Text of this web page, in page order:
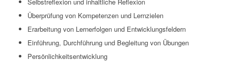
Überprüfung von Kompetenzen und Lernzielen
Erarbeitung von Lernerfolgen und Entwicklungsfeldern
Einführung, Durchführung und Begleitung von Übungen
Persönlichkeitsentwicklung